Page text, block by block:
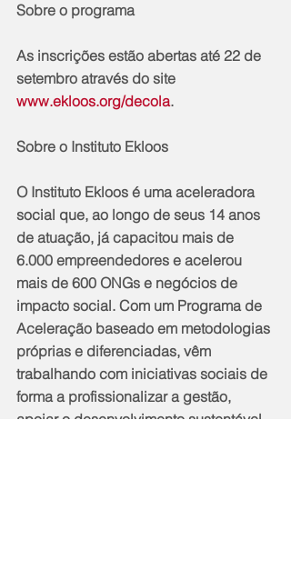
Sobre o programa
As inscrições estão abertas até 22 de
setembro através do site
www.ekloos.org/decola.
Sobre o Instituto Ekloos
O Instituto Ekloos é uma aceleradora
social que, ao longo de seus 14 anos
de atuação, já capacitou mais de
6.000 empreendedores e acelerou
mais de 600 ONGs e negócios de
impacto social. Com um Programa de
Aceleração baseado em metodologias
próprias e diferenciadas, vêm
trabalhando com iniciativas sociais de
forma a profissionalizar a gestão,
apoiar o desenvolvimento sustentável